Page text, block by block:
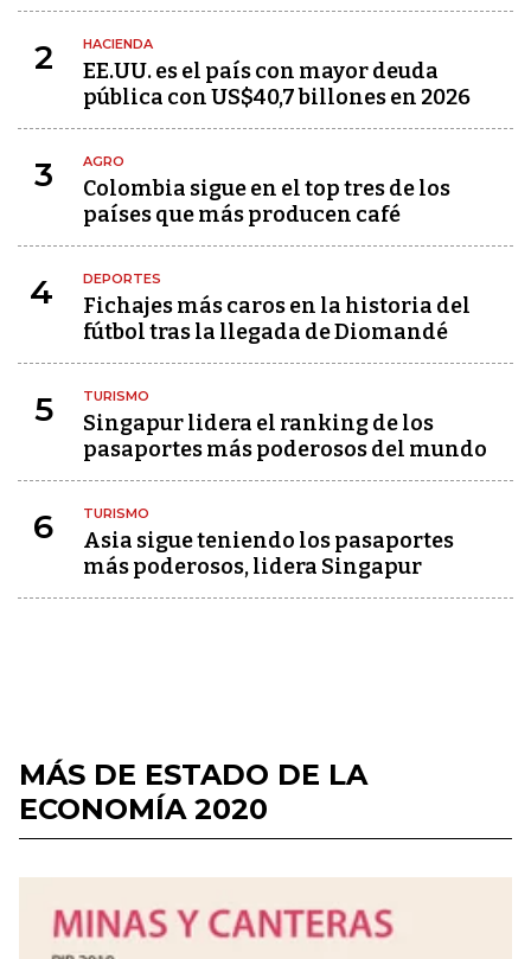
2 HACIENDA
EE.UU. es el país con mayor deuda
pública con US$40,7 billones en 2026
3 AGRO
Colombia sigue en el top tres de los
países que más producen café
4 DEPORTES
Fichajes más caros en la historia del
fútbol tras la llegada de Diomandé
5 TURISMO
Singapur lidera el ranking de los
pasaportes más poderosos del mundo
6 TURISMO
Asia sigue teniendo los pasaportes
más poderosos, lidera Singapur
MÁS DE ESTADO DE LA
ECONOMÍA 2020